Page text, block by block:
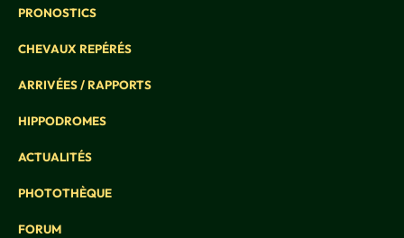
PRONOSTICS
CHEVAUX REPÉRÉS
ARRIVÉES / RAPPORTS
HIPPODROMES
ACTUALITÉS
PHOTOTHÈQUE
FORUM